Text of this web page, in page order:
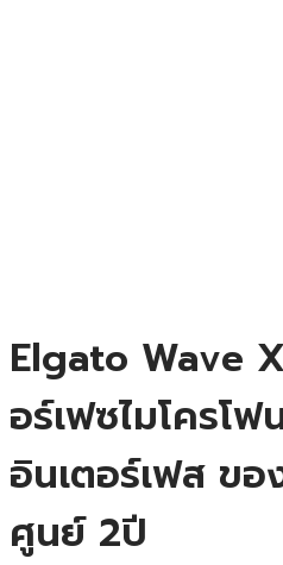
Elgato Wave
อร์เฟซไมโครโ
อินเตอร์เฟส ข
ศูนย์ 2ปี